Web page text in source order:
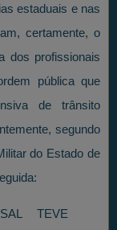
estaduais e nas
certamente, o
dos profissionais
pública que
de trânsito
segundo
do Estado de
TEVE